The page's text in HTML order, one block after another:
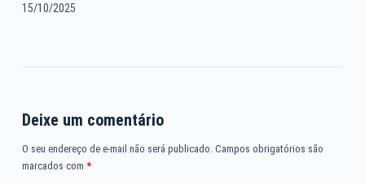
15/10/2025
Deixe um comentário
O seu endereço de e-mail não será publicado. Campos obrigatórios são
marcados com *